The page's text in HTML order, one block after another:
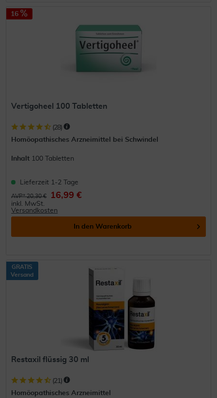
16
Vertigoheel 100 Tabletten
(28)
Homöopathisches Arzneimittel bei Schwindel
Inhalt 100 Tabletten
Lieferzeit 1-2 Tage
AVP* 20,30 € 16,99 €
inkl. MwSt.
Versandkosten
In den Warenkorb
GRATIS
Versand
Restaxil flüssig 30 ml
(21)
Homöopathisches Arzneimittel